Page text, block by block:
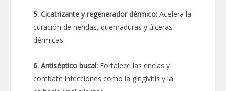
5. Cicatrizante y regenerador dérmico: Acelera la
curación de heridas, quemaduras y úlceras
dérmicas.
6. Antiséptico bucal: Fortalece las encías y
combate infecciones como la gingivitis y la